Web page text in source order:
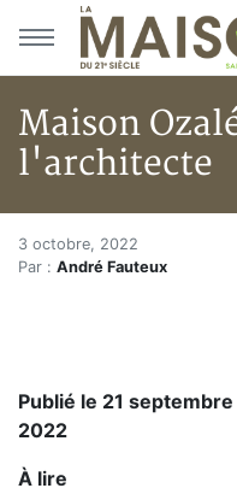
Aller au menu principal
Aller au contenu principal
Maison
l'architecte
Accueil
Articles
Maison Ozalée :
Maison
3 octobre, 2022
Par : André Fauteux
Publié le 21
2022
À lire